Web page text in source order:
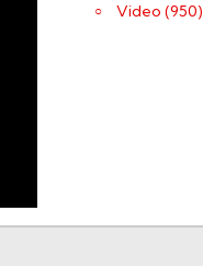
Video (950)